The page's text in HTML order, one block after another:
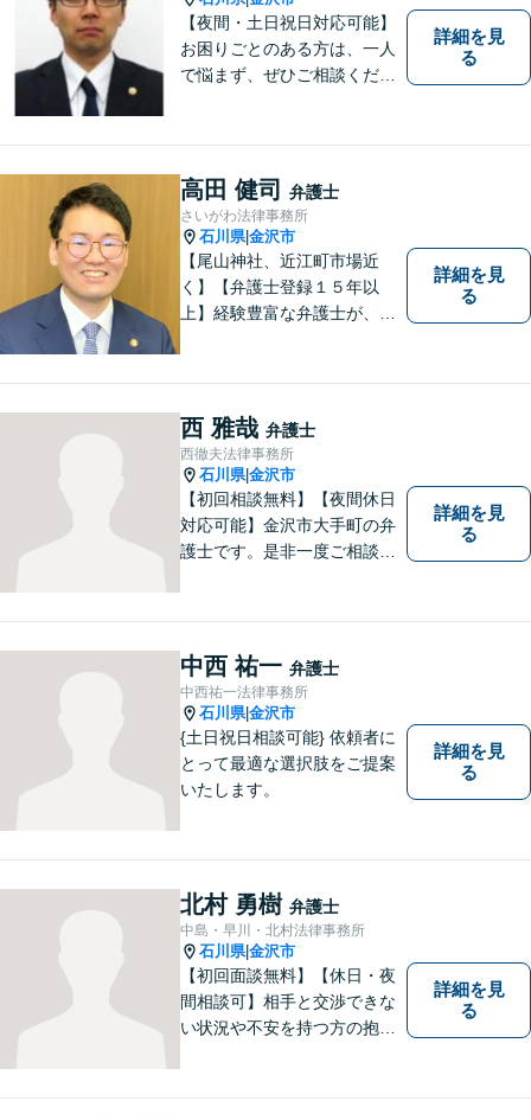
【夜間・土日祝日対応可能】
お困りごとのある方は、一人
で悩まず、ぜひご相談くださ
さい（相談料：１時間５5００
円(税込））
詳細を見
る
高田 健司 弁護士
さいがわ法律事務所
石川県|金沢市
【尾山神社、近江町市場近
く】【弁護士登録１５年以
上】経験豊富な弁護士が、誠
詳細を見
る
西 雅哉 弁護士
西徹夫法律事務所
石川県|金沢市
【初回相談無料】【夜間休日
対応可能】金沢市大手町の弁
護士です。是非一度ご相談く
詳細を見
る
中西 祐一 弁護士
中西祐一法律事務所
石川県|金沢市
{土日祝日相談可能} 依頼者に
とって最適な選択肢をご提案
いたします。
詳細を見
る
北村 勇樹 弁護士
中島・早川・北村法律事務所
石川県|金沢市
【初回面談無料】【休日・夜
間相談可】相手と交渉できな
い状況や不安を持つ方の抱え
す。悩んでいる人は、一度弁
詳細を見
る